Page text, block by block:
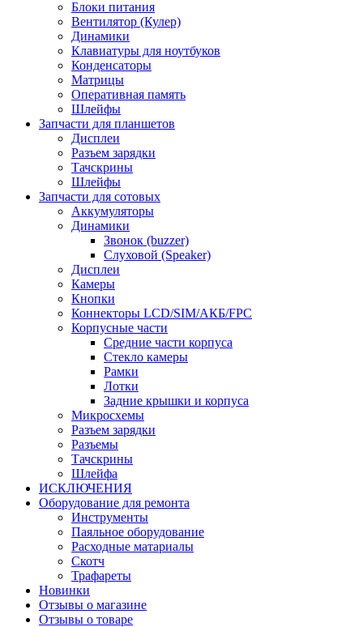
Блоки питания
Вентилятор (Кулер)
Динамики
Клавиатуры для ноутбуков
Конденсаторы
Матрицы
Оперативная память
Шлейфы
Запчасти для планшетов
Дисплеи
Разъем зарядки
Тачскрины
Шлейфы
Запчасти для сотовых
Аккумуляторы
Динамики
Звонок (buzzer)
Слуховой (Speaker)
Дисплеи
Камеры
Кнопки
Коннекторы LCD/SIM/АКБ/FPC
Корпусные части
Средние части корпуса
Стекло камеры
Рамки
Лотки
Задние крышки и корпуса
Микросхемы
Разъем зарядки
Разъемы
Тачскрины
Шлейфа
ИСКЛЮЧЕНИЯ
Оборудование для ремонта
Инструменты
Паяльное оборудование
Расходные матариалы
Скотч
Трафареты
Новинки
Отзывы о магазине
Отзывы о товаре